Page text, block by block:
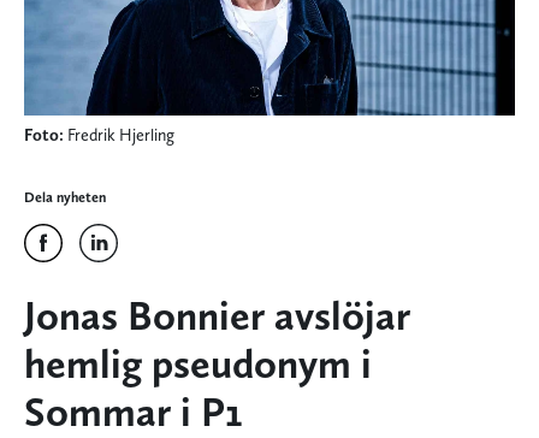
Foto: Fredrik Hjerling
Dela nyheten
Jonas Bonnier avslöjar
hemlig pseudonym i
Sommar i P1